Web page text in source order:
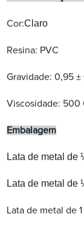
Cor:Claro
Resina: PVC
Gravidade: 0,95
Viscosidade: 500
Embalagem
Lata de metal de
Lata de metal de
Lata de metal de